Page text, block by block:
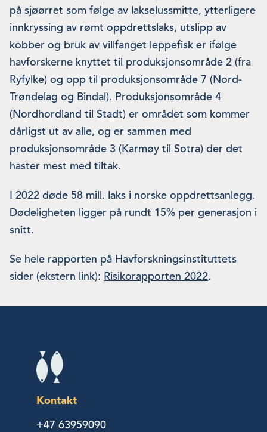
på sjøørret som følge av lakselussmitte, ytterligere
innkryssing av rømt oppdrettslaks, utslipp av
kobber og bruk av villfanget leppefisk er ifølge
havforskerne knyttet til produksjonsområde 2 (fra
Ryfylke) og opp til produksjonsområde 7 (Nord-
Trøndelag og Bindal). Produksjonsområde 4
(Nordhordland til Stadt) er området som kommer
dårligst ut av alle, og er sammen med
produksjonsområde 3 (Karmøy til Sotra) der det
haster mest med tiltak.
I 2022 døde 58 mill. laks i norske oppdrettsanlegg.
Dødeligheten ligger på rundt 15% per generasjon i
snitt.
Se hele rapporten på Havforskningsinstituttets
sider (ekstern link): Risikorapporten 2022.
Kontakt
+47 63959090